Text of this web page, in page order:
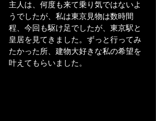
主人は、何度も来て乗り気ではないよ
うでしたが、私は東京見物は数時間
程、今回も駆け足でしたが、東京駅と
皇居を見てきました。ずっと行ってみ
たかった所、建物大好きな私の希望を
叶えてもらいました。